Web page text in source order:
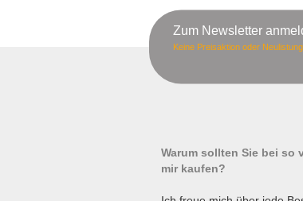
Zum Newsletter
Keine Preisaktion oder
Warum sollten Sie bei so
mir kaufen?